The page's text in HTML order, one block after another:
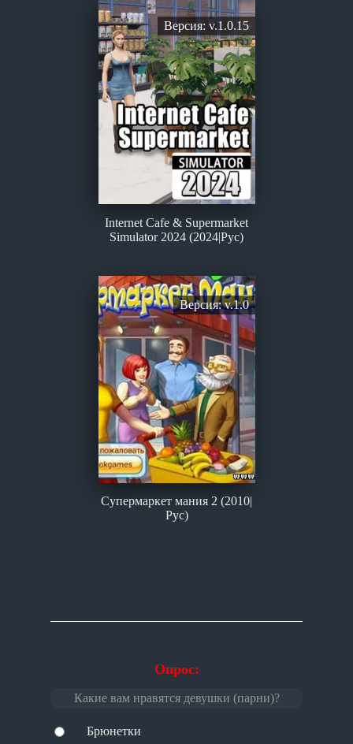
Опрос:
Какие вам нравятся девушки (парни)?
Брюнетки
Internet Cafe & Supermarket
Simulator 2024 (2024|Рус)
Версия: v.1.0.15
Супермаркет мания 2 (2010|
Рус)
Версия: v.1.0